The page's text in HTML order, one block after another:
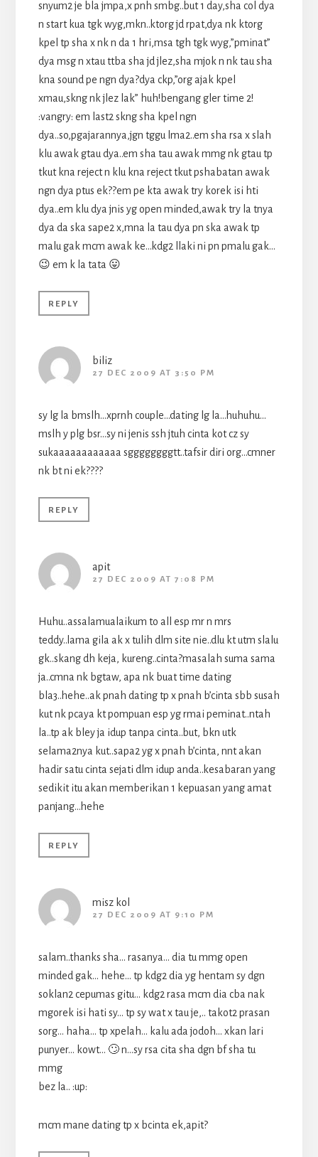
snyum2 je bla jmpa,x pnh smbg..but 1 day,sha col dya
n start kua tgk wyg,mkn..ktorg jd rpat,dya nk ktorg
kpel tp sha x nk n da 1 hri,msa tgh tgk wyg,”pminat”
dya msg n xtau ttba sha jd jlez,sha mjok n nk tau sha
kna sound pe ngn dya?dya ckp,”org ajak kpel
xmau,skng nk jlez lak” huh!bengang gler time 2!
:vangry: em last2 skng sha kpel ngn
dya..so,pgajarannya,jgn tggu lma2..em sha rsa x slah
klu awak gtau dya..em sha tau awak mmg nk gtau tp
tkut kna reject n klu kna reject tkut pshabatan awak
ngn dya ptus ek??em pe kta awak try korek isi hti
dya..em klu dya jnis yg open minded,awak try la tnya
dya da ska sape2 x,mna la tau dya pn ska awak tp
malu gak mcm awak ke…kdg2 llaki ni pn pmalu gak…
😉 em k la tata 😛
REPLY
biliz
27 DEC 2009 AT 3:50 PM
sy lg la bmslh…xprnh couple…dating lg la…huhuhu…
mslh y plg bsr…sy ni jenis ssh jtuh cinta kot cz sy
sukaaaaaaaaaaaa sggggggggtt..tafsir diri org…cmner
nk bt ni ek????
REPLY
apit
27 DEC 2009 AT 7:08 PM
Huhu..assalamualaikum to all esp mr n mrs
teddy..lama gila ak x tulih dlm site nie..dlu kt utm slalu
gk..skang dh keja, kureng..cinta?masalah suma sama
ja..cmna nk bgtaw, apa nk buat time dating
bla3..hehe..ak pnah dating tp x pnah b’cinta sbb susah
kut nk pcaya kt pompuan esp yg rmai peminat..ntah
la..tp ak bley ja idup tanpa cinta..but, bkn utk
selama2nya kut..sapa2 yg x pnah b’cinta, nnt akan
hadir satu cinta sejati dlm idup anda..kesabaran yang
sedikit itu akan memberikan 1 kepuasan yang amat
panjang…hehe
REPLY
misz kol
27 DEC 2009 AT 9:10 PM
salam..thanks sha… rasanya… dia tu mmg open
minded gak… hehe… tp kdg2 dia yg hentam sy dgn
soklan2 cepumas gitu… kdg2 rasa mcm dia cba nak
mgorek isi hati sy… tp sy wat x tau je,.. takot2 prasan
sorg… haha… tp xpelah… kalu ada jodoh… xkan lari
punyer… kowt… 🙄 n…sy rsa cita sha dgn bf sha tu
mmg
bez la.. :up:
mcm mane dating tp x bcinta ek,apit?